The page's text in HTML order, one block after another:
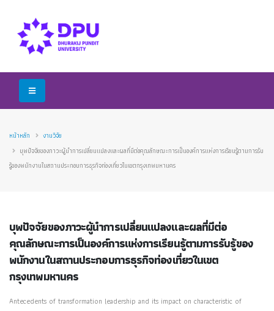
หน้าหลัก
งานวิจัย
บุพปัจจัยของภาวะผู้นำการเปลี่ยนแปลงและผลที่มีต่อคุณลักษณะการเป็นองค์การแห่งการเรียนรู้ตามการรับ
รู้ของพนักงานในสถานประกอบการธุรกิจท่องเที่ยวในเขตกรุงเทพมหานคร
บุพปัจจัยของภาวะผู้นำการเปลี่ยนแปลงและผลที่มีต่อ
คุณลักษณะการเป็นองค์การแห่งการเรียนรู้ตามการรับรู้ของ
พนักงานในสถานประกอบการธุรกิจท่องเที่ยวในเขต
กรุงเทพมหานคร
Antecedents of transformation leadership and its impact on characteristic of